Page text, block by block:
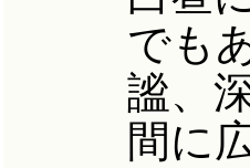
でも
謐、
間に